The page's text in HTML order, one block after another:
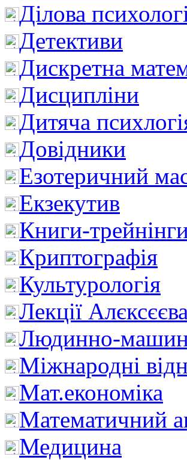
Ділова
Детективи
Дискретна
Дисципліни
Дитяча
Довідники
Езотеричний
Екзекутив
Книги-
Криптографія
Культурологія
Лекції Алєксєєва
Людинно-
Міжнародні
Мат.економіка
Математичний
Медицина